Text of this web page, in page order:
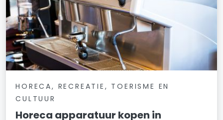
HORECA, RECREATIE, TOERISME EN
CULTUUR
Horeca apparatuur kopen in